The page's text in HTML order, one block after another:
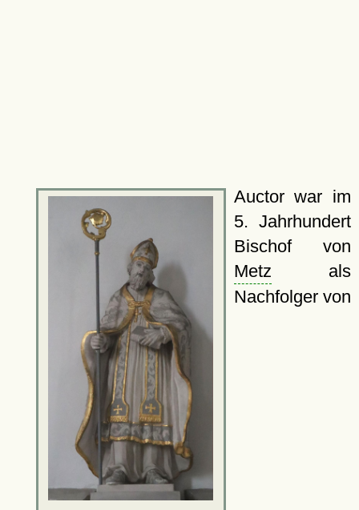
Auctor war im
5. Jahrhundert
Bischof von
Metz als
Nachfolger von